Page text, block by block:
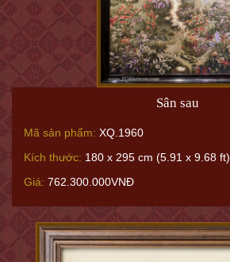
Sân sau
Mã sản phẩm: XQ.1960
Kích thước: 180 x 295 cm (5.91 x 9.68 ft)
Giá: 762.300.000VNĐ